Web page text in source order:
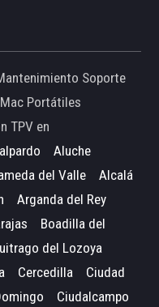
Soporte
Portátiles
TPV en
Aluche
del Valle
Alcalá
Arganda del Rey
Boadilla del
del Lozoya
Cercedilla
Ciudad
Ciudalcampo